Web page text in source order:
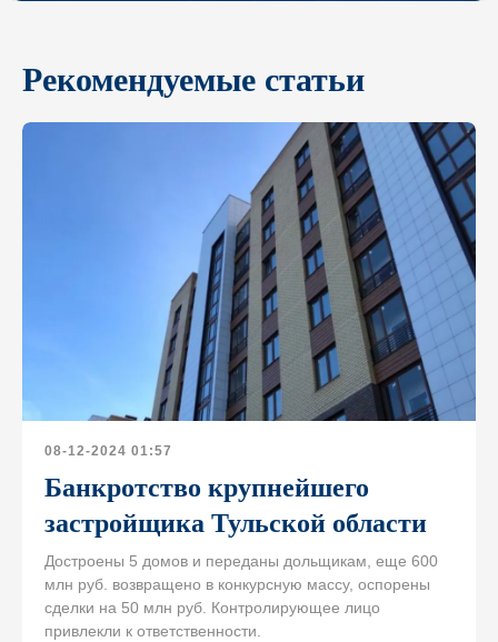
Рекомендуемые статьи
08-12-2024 01:57
Банкротство крупнейшего
застройщика Тульской области
Достроены 5 домов и переданы дольщикам, еще 600
млн руб. возвращено в конкурсную массу, оспорены
сделки на 50 млн руб. Контролирующее лицо
привлекли к ответственности.